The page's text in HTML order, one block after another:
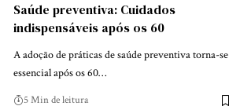
Saúde preventiva: Cuidados
indispensáveis após os 60
A adoção de práticas de saúde preventiva torna-se
essencial após os 60…
5 Min de leitura